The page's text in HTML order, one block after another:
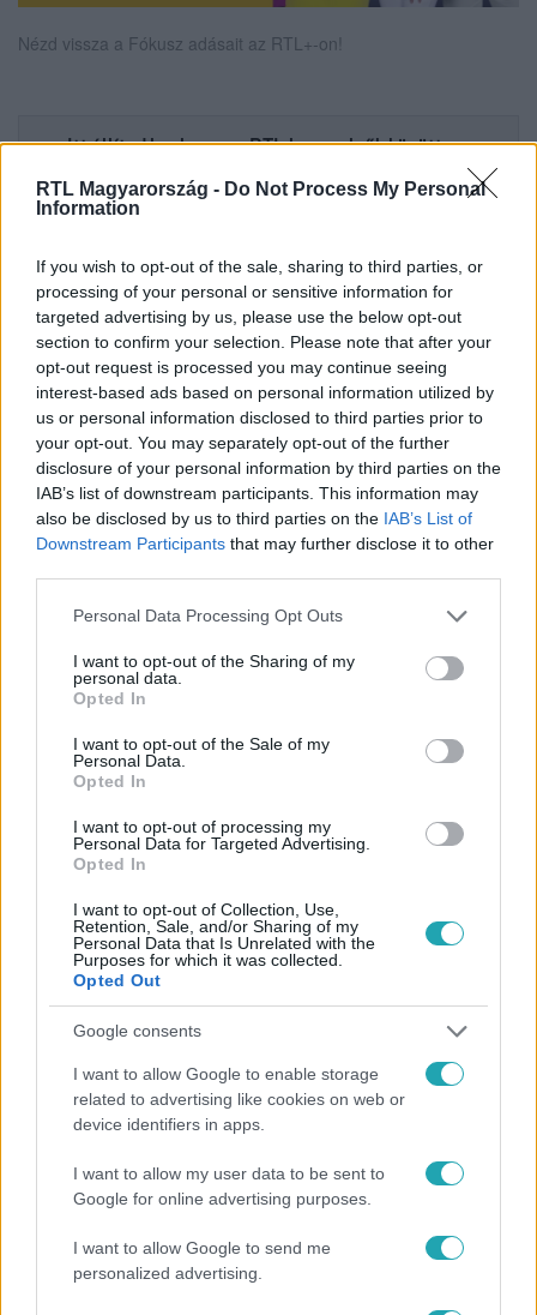
RTL Magyarország - Do Not Process My Personal
Information
If you wish to opt-out of the sale, sharing to third parties, or
processing of your personal or sensitive information for
targeted advertising by us, please use the below opt-out
section to confirm your selection. Please note that after your
opt-out request is processed you may continue seeing
interest-based ads based on personal information utilized by
us or personal information disclosed to third parties prior to
your opt-out. You may separately opt-out of the further
disclosure of your personal information by third parties on the
IAB’s list of downstream participants. This information may
also be disclosed by us to third parties on the IAB’s List of
Downstream Participants that may further disclose it to other
Please note that this website/app uses one or more Google
not limited to your visit or usage behaviour. You may click to
grant or deny consent to Google and its third-party tags to
use your data for below specified purposes in below Google
consent section.
Personal Data Processing Opt Outs
I want to opt-out of the Sharing of my
personal data.
Opted In
I want to opt-out of the Sale of my
Personal Data.
Opted In
I want to opt-out of processing my
Personal Data for Targeted Advertising.
Opted In
I want to opt-out of Collection, Use,
Retention, Sale, and/or Sharing of my
Personal Data that Is Unrelated with the
Purposes for which it was collected.
Opted Out
Google consents
I want to allow Google to enable storage
related to advertising like cookies on web or
device identifiers in apps.
I want to allow my user data to be sent to
Google for online advertising purposes.
I want to allow Google to send me
personalized advertising.
Nézd vissza a Fókusz adásait az RTL+-on!
Itt állítsd be, hogy az RTL.hu az elsők között
Kövess minket, és értesülj a friss hírekről a
Facebookon is!
Követem
FÓKUSZ ADÁSRÉSZLETEK ICE
MINNEAPOLIS
POLGÁRHÁBORÚ BEVÁNDORLÁS ERŐSZAK
BELPOLITIKA
Népszerű
3:02